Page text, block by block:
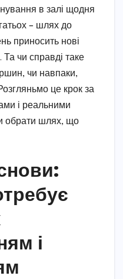
в залі щодня
– шлях до
приносить нові
Та чи справді таке
чи навпаки,
це крок за
і реальними
обрати шлях, що
і